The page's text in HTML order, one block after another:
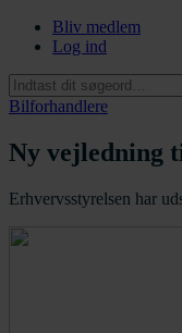
Bliv medlem
Log ind
Bilforhandlere
Ny vejledning
Erhvervsstyrelsen har